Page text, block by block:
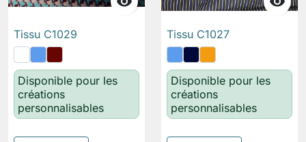
Tissu C1029
Disponible pour les
créations
personnalisables
Tissu C1027
Disponible pour les
créations
personnalisables